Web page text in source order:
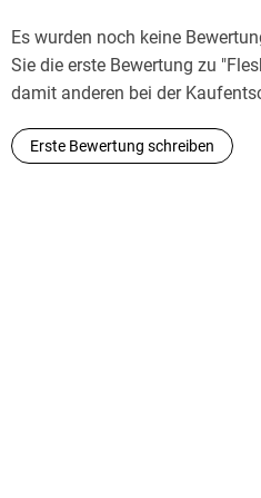
Es wurden noch keine
Sie die erste Bewertung zu
damit anderen bei der
Erste Bewertung schreiben